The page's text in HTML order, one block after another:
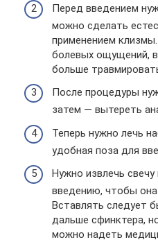
Перед введением
можно сделать
применением
болевых ощущений,
больше
После процедуры
затем — вытереть
Теперь нужно лечь
удобная поза для
Нужно извлечь свечу
введению, чтобы она
Вставлять следует
дальше сфинктера,
можно надеть